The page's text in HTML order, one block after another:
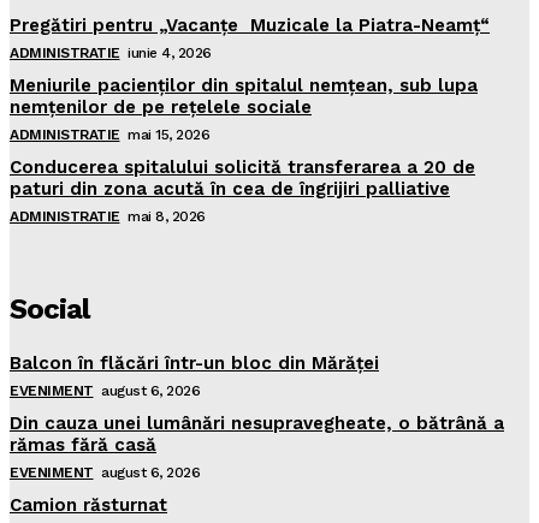
Pregătiri pentru „Vacanţe Muzicale la Piatra-Neamţ“
ADMINISTRATIE iunie 4, 2026
Meniurile pacienţilor din spitalul nemţean, sub lupa
nemţenilor de pe reţelele sociale
ADMINISTRATIE mai 15, 2026
Conducerea spitalului solicită transferarea a 20 de
paturi din zona acută în cea de îngrijiri palliative
ADMINISTRATIE mai 8, 2026
Social
Balcon în flăcări într-un bloc din Mărăţei
EVENIMENT august 6, 2026
Din cauza unei lumânări nesupravegheate, o bătrână a
rămas fără casă
EVENIMENT august 6, 2026
Camion răsturnat